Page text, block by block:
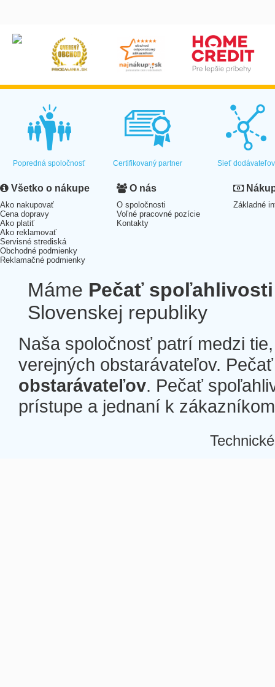
Popredná spoločnosť Certifikovaný partner Sieť dodávateľov
Všetko o nákupe
Ako nakupovať
Cena dopravy
Ako platiť
Ako reklamovať
Servisné strediská
Obchodné podmienky
Reklamačné podmienky
O nás
O spoločnosti
Voľné pracovné pozície
Kontakty
Základné
Máme Pečať spoľahlivosti
Slovenskej republiky
Naša spoločnosť patrí medzi
verejných obstarávateľov.
obstarávateľov. Pečať
prístupe a jednaní k